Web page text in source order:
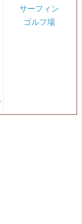
サーフィン
ゴルフ場